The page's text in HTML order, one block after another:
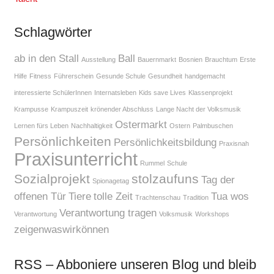
Schlagwörter
ab in den Stall Ausstellung Ball Bauernmarkt Bosnien Brauchtum Erste
Hilfe Fitness Führerschein Gesunde Schule Gesundheit handgemacht
interessierte SchülerInnen Internatsleben Kids save Lives Klassenprojekt
Krampusse Krampuszeit krönender Abschluss Lange Nacht der Volksmusik
Lernen fürs Leben Nachhaltigkeit Ostermarkt Ostern Palmbuschen
Persönlichkeiten Persönlichkeitsbildung Praxisnah
Praxisunterricht Rummel Schule
Sozialprojekt Spionagetag stolzaufuns Tag der
offenen Tür Tiere tolle Zeit Trachtenschau Tradition Tua wos
Verantwortung Verantwortung tragen Volksmusik Workshops
zeigenwaswirkönnen
RSS – Abboniere unseren Blog und bleib